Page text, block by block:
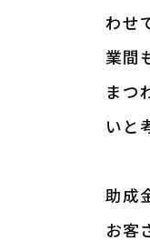
わせ
業間
まつ
いと
助成
お客